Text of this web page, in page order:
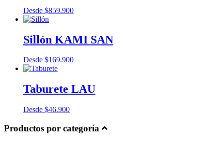
Desde $859.900
Sillón KAMI SAN
Desde $169.900
Taburete LAU
Desde $46.900
Productos por categoría